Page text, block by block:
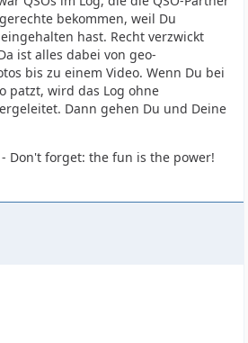
bekommen, weil Du
hast. Recht verzwickt
ist alles dabei von geo-
bis zu einem Video. Wenn Du bei
patzt, wird das Log ohne
Dann gehen Du und Deine
- Don't forget: the fun is the power!